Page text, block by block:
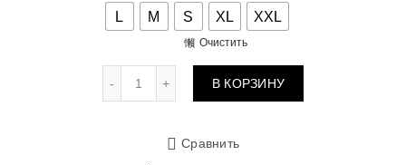
L M S XL XXL
Очистить
В КОРЗИНУ
Сравнить